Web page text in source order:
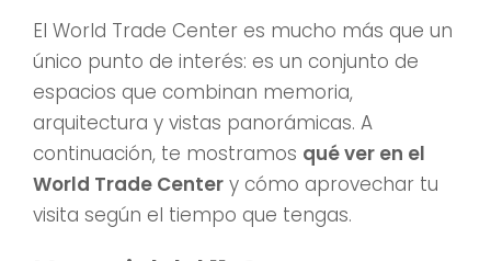
El World Trade Center es mucho más que un
único punto de interés: es un conjunto de
espacios que combinan memoria,
arquitectura y vistas panorámicas. A
continuación, te mostramos qué ver en el
World Trade Center y cómo aprovechar tu
visita según el tiempo que tengas.